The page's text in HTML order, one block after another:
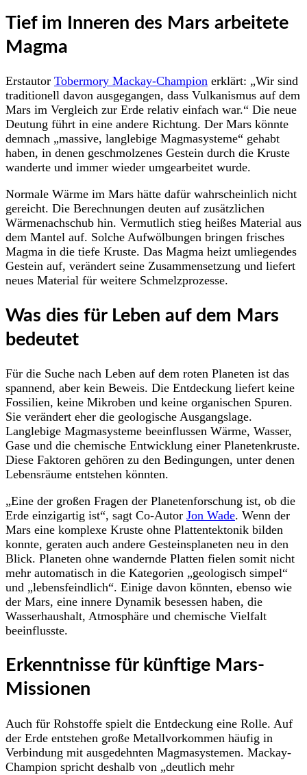
Tief im Inneren des Mars arbeitete
Magma
Erstautor Tobermory Mackay-Champion erklärt: „Wir sind
traditionell davon ausgegangen, dass Vulkanismus auf dem
Mars im Vergleich zur Erde relativ einfach war.“ Die neue
Deutung führt in eine andere Richtung. Der Mars könnte
demnach „massive, langlebige Magmasysteme“ gehabt
haben, in denen geschmolzenes Gestein durch die Kruste
wanderte und immer wieder umgearbeitet wurde.
Normale Wärme im Mars hätte dafür wahrscheinlich nicht
gereicht. Die Berechnungen deuten auf zusätzlichen
Wärmenachschub hin. Vermutlich stieg heißes Material aus
dem Mantel auf. Solche Aufwölbungen bringen frisches
Magma in die tiefe Kruste. Das Magma heizt umliegendes
Gestein auf, verändert seine Zusammensetzung und liefert
neues Material für weitere Schmelzprozesse.
Was dies für Leben auf dem Mars
bedeutet
Für die Suche nach Leben auf dem roten Planeten ist das
spannend, aber kein Beweis. Die Entdeckung liefert keine
Fossilien, keine Mikroben und keine organischen Spuren.
Sie verändert eher die geologische Ausgangslage.
Langlebige Magmasysteme beeinflussen Wärme, Wasser,
Gase und die chemische Entwicklung einer Planetenkruste.
Diese Faktoren gehören zu den Bedingungen, unter denen
Lebensräume entstehen könnten.
„Eine der großen Fragen der Planetenforschung ist, ob die
Erde einzigartig ist“, sagt Co-Autor Jon Wade. Wenn der
Mars eine komplexe Kruste ohne Plattentektonik bilden
konnte, geraten auch andere Gesteinsplaneten neu in den
Blick. Planeten ohne wandernde Platten fielen somit nicht
mehr automatisch in die Kategorien „geologisch simpel“
und „lebensfeindlich“. Einige davon könnten, ebenso wie
der Mars, eine innere Dynamik besessen haben, die
Wasserhaushalt, Atmosphäre und chemische Vielfalt
beeinflusste.
Erkenntnisse für künftige Mars-
Missionen
Auch für Rohstoffe spielt die Entdeckung eine Rolle. Auf
der Erde entstehen große Metallvorkommen häufig in
Verbindung mit ausgedehnten Magmasystemen. Mackay-
Champion spricht deshalb von „deutlich mehr